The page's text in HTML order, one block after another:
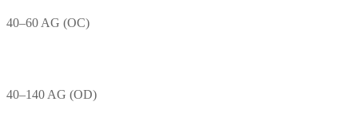
40–60 AG (OC)
40–140 AG (OD)